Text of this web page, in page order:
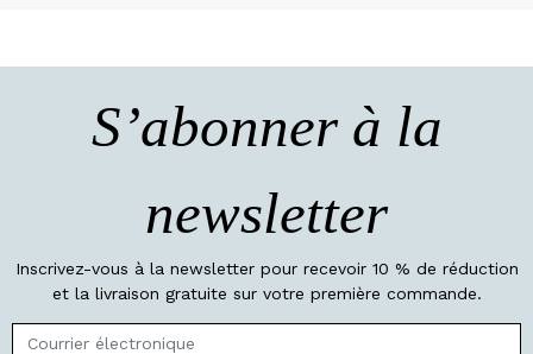
S’abonner à la
newsletter
Inscrivez-vous à la newsletter pour recevoir 10 % de réduction
et la livraison gratuite sur votre première commande.